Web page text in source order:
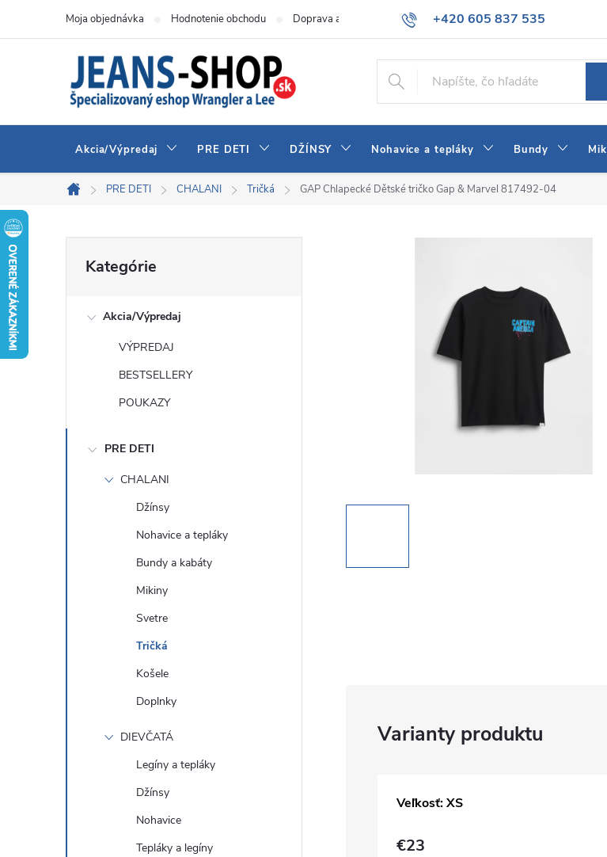
+420 605 837 535
info@jeans-shop.sk
Moja objednávka Hodnotenie obchodu Doprava a platba Všeobecné obchodné podmienky Ako
Akcia/Výpredaj PRE DETI DŽÍNSY Nohavice a tepláky Bundy
Domov
PRE DETI CHALANI Tričká GAP Chlapecké Dětské tričko Gap & Marvel 817492-04
kategórie
Kategórie
Akcia/Výpredaj
VÝPREDAJ
BESTSELLERY
POUKAZY
PRE DETI
CHALANI
Džínsy
Nohavice a tepláky
Bundy a kabáty
Mikiny
Svetre
Tričká
Košele
Doplnky
DIEVČATÁ
Legíny a tepláky
Džínsy
Nohavice
Tepláky a legíny
Veľkosť: XS
€23